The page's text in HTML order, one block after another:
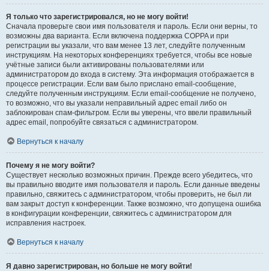
Я только что зарегистрировался, но не могу войти!
Сначала проверьте свои имя пользователя и пароль. Если они верны, то
возможны два варианта. Если включена поддержка COPPA и при
регистрации вы указали, что вам менее 13 лет, следуйте полученным
инструкциям. На некоторых конференциях требуется, чтобы все новые
учётные записи были активированы пользователями или
администратором до входа в систему. Эта информация отображается в
процессе регистрации. Если вам было прислано email-сообщение,
следуйте полученным инструкциям. Если email-сообщение не получено,
то возможно, что вы указали неправильный адрес email либо он
заблокирован спам-фильтром. Если вы уверены, что ввели правильный
адрес email, попробуйте связаться с администратором.
Вернуться к началу
Почему я не могу войти?
Существует несколько возможных причин. Прежде всего убедитесь, что
вы правильно вводите имя пользователя и пароль. Если данные введены
правильно, свяжитесь с администратором, чтобы проверить, не был ли
вам закрыт доступ к конференции. Также возможно, что допущена ошибка
в конфигурации конференции, свяжитесь с администратором для
исправления настроек.
Вернуться к началу
Я давно зарегистрирован, но больше не могу войти!